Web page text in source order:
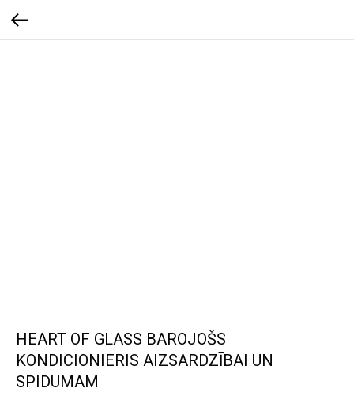
HEART OF GLASS BAROJOŠS
KONDICIONIERIS AIZSARDZĪBAI UN
SPIDUMAM